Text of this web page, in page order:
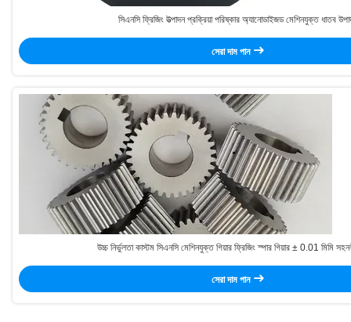
সিএনসি ফ্রিজিং উত্পাদন প্রক্রিয়া পরিষ্কার অ্যানোডাইজড মেশিনযুক্ত ধাতব
সেরা দাম পান
উচ্চ নির্ভুলতা কাস্টম সিএনসি মেশিনযুক্ত গিয়ার ফ্রিজিং স্পার গিয়ার ± 0.01 মিমি
সেরা দাম পান